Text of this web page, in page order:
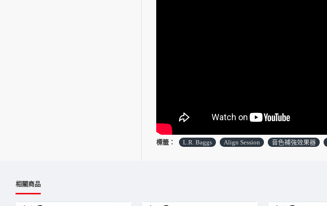
標籤： L.R. Baggs Align Session 音色補強效果器
相關商品